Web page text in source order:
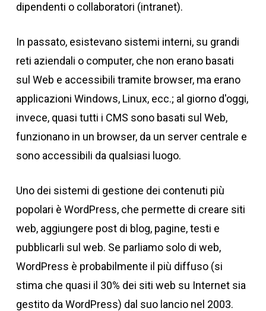
dipendenti o collaboratori (intranet).
In passato, esistevano sistemi interni, su grandi
reti aziendali o computer, che non erano basati
sul Web e accessibili tramite browser, ma erano
applicazioni Windows, Linux, ecc.; al giorno d'oggi,
invece, quasi tutti i CMS sono basati sul Web,
funzionano in un browser, da un server centrale e
sono accessibili da qualsiasi luogo.
Uno dei sistemi di gestione dei contenuti più
popolari è WordPress, che permette di creare siti
web, aggiungere post di blog, pagine, testi e
pubblicarli sul web. Se parliamo solo di web,
WordPress è probabilmente il più diffuso (si
stima che quasi il 30% dei siti web su Internet sia
gestito da WordPress) dal suo lancio nel 2003.